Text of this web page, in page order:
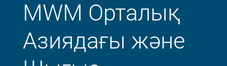
MWM Орталық
Азиядағы және